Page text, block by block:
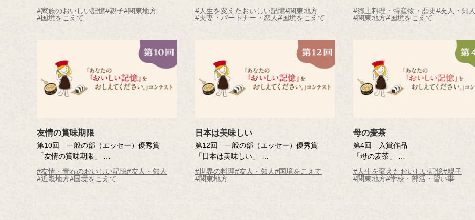
丸山 米子さん（神奈川県）
※年齢は応募時
#家族のおいしい記憶#親子#関東地方
#国境をこえて
「力うどんのチカラ」
加藤 パトリシアさん（千葉県・59歳）
#人生を変えたおいしい記憶#関東地方
#夫妻・パートナー・恋人#国境をこえて
山縣 昭―さん（茨城県・89歳）
※年齢は応募時
#郷土料理・特産物・歴史#友人・知人
#関東地方#国境をこえて
友情の賞味期限
第10回 一般の部（エッセー）優秀賞
「友情の賞味期限」
小森 ちあきさん（大阪府・53歳）
※年齢は応募時
#友情・青春のおいしい記憶#友人・知人
#近畿地方#国境をこえて
日本は美味しい
第12回 一般の部（エッセー）優秀賞
「日本は美味しい」
川田 芳子さん（埼玉県・71歳）
※年齢は応募時
#世界の料理#友人・知人#国境をこえて
#関東地方
母の麦茶
第4回 入賞作品
「母の麦茶」
井上 秀子さん（東京都・45歳）
※年齢は応募時
#人生を変えたおいしい記憶#親子
#関東地方#学校・部活・習い事